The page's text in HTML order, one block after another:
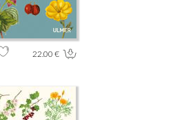
22.00 €